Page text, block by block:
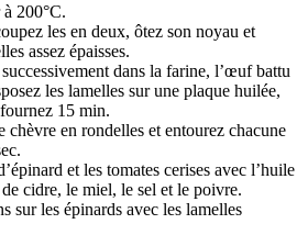
200°C.
les en deux, ôtez son noyau et
assez épaisses.
dans la farine, l’œuf battu
les lamelles sur une plaque huilée,
15 min.
chèvre en rondelles et entourez chacune
et les tomates cerises avec l’huile
cidre, le miel, le sel et le poivre.
sur les épinards avec les lamelles